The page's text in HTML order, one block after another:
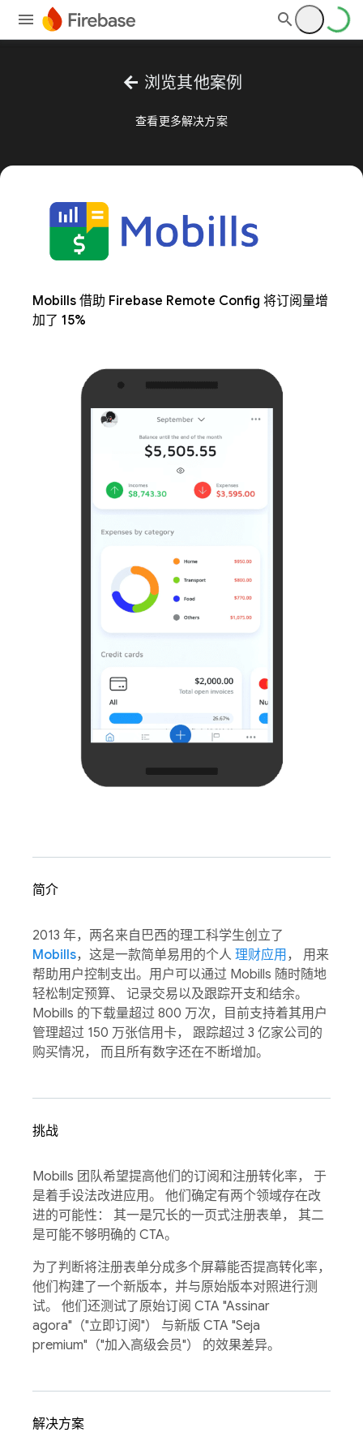
arrow_back 浏览其他案例
查看更多解决方案
Mobills 借助 Firebase Remote Config 将订阅量增
加了 15%
简介
2013 年，两名来自巴西的理工科学生创立了
Mobills，这是一款简单易用的个人 理财应用 ， 用来
帮助用户控制支出。用户可以通过 Mobills 随时随地
轻松制定预算、 记录交易以及跟踪开支和结余。
Mobills 的下载量超过 800 万次，目前支持着其用户
管理超过 150 万张信用卡， 跟踪超过 3 亿家公司的
购买情况， 而且所有数字还在不断增加。
挑战
Mobills 团队希望提高他们的订阅和注册转化率， 于
是着手设法改进应用。 他们确定有两个领域存在改
进的可能性： 其一是冗长的一页式注册表单， 其二
是可能不够明确的 CTA。
为了判断将注册表单分成多个屏幕能否提高转化率，
他们构建了一个新版本，并与原始版本对照进行测
试。 他们还测试了原始订阅 CTA "Assinar
agora"（"立即订阅"） 与新版 CTA "Seja
premium"（"加入高级会员"） 的效果差异。
解决方案